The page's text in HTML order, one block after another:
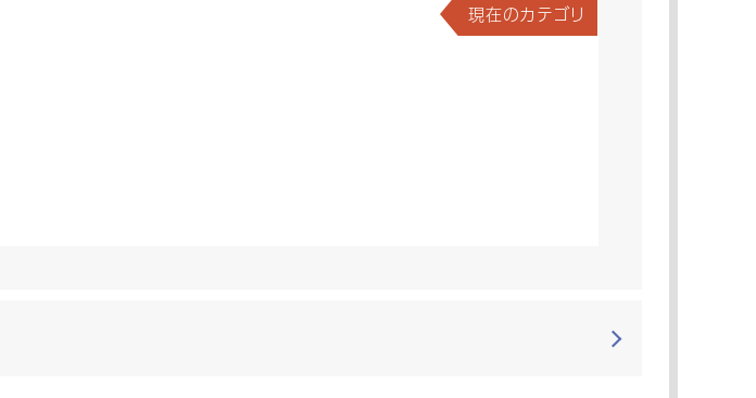
現在のカテゴリ